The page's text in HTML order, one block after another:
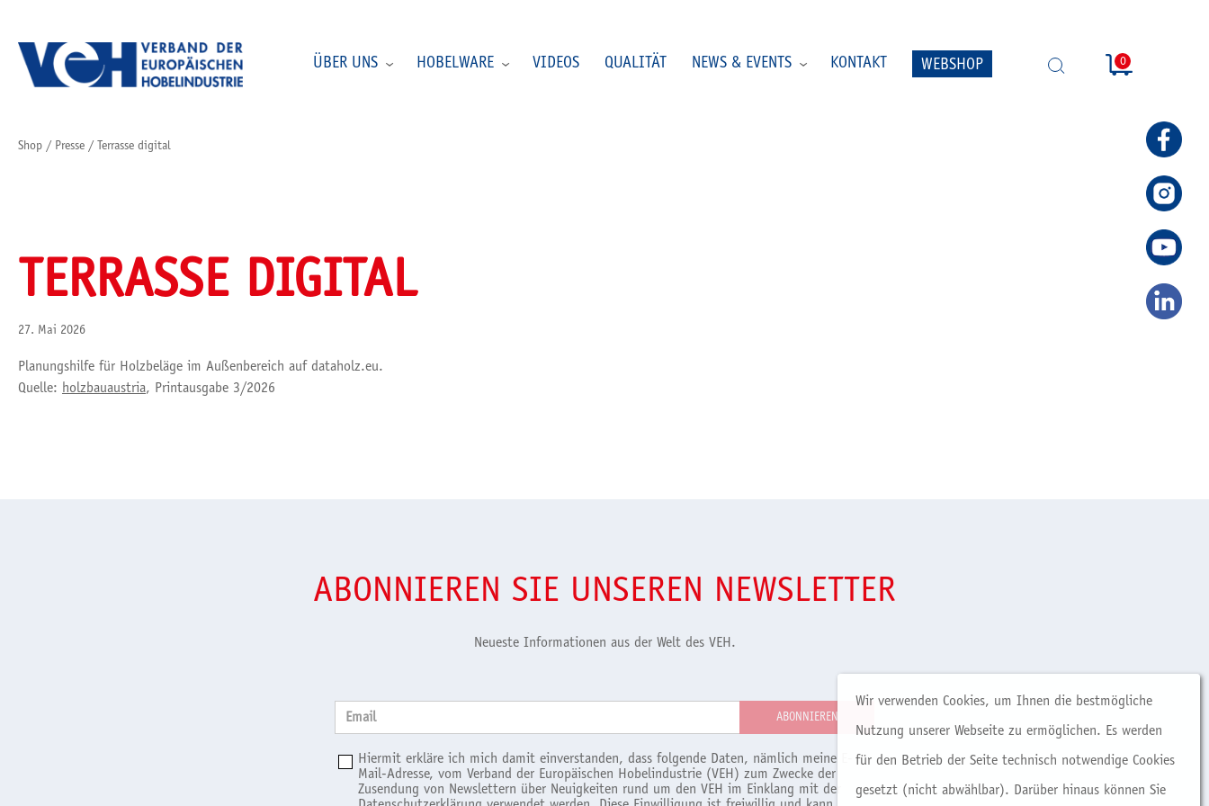
ÜBER UNS HOBELWARE VIDEOS QUALITÄT NEWS & EVENTS KONTAKT WEBSHOP
SUCHE
0
Shop / Presse / Terrasse digital
TERRASSE DIGITAL
27. Mai 2026
Planungshilfe für Holzbeläge im Außenbereich auf dataholz.eu.
Quelle: holzbauaustria, Printausgabe 3/2026
ABONNIEREN SIE UNSEREN NEWSLETTER
Neueste Informationen aus der Welt des VEH.
Email
Hiermit erkläre ich mich damit einverstanden, dass folgende Daten, nämlich meine E-
Mail-Adresse, vom Verband der Europäischen Hobelindustrie (VEH) zum Zwecke der
Zusendung von Newslettern über Neuigkeiten rund um den VEH im Einklang mit der
Wir verwenden Cookies, um Ihnen die bestmögliche
Nutzung unserer Webseite zu ermöglichen. Es werden
für den Betrieb der Seite technisch notwendige Cookies
gesetzt (nicht abwählbar). Darüber hinaus können Sie